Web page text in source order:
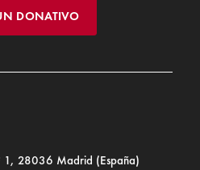
DONATIVO
1, 28036 Madrid (España)